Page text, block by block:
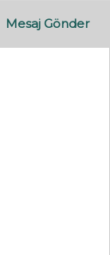
Mesaj Gönder